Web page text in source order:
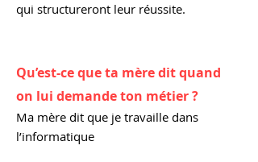
qui structureront leur réussite.
Qu’est-ce que ta mère dit quand
on lui demande ton métier ?
Ma mère dit que je travaille dans
l’informatique